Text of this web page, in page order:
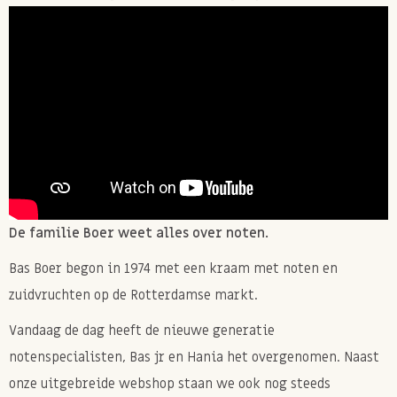
De familie Boer weet alles over noten.
Bas Boer begon in 1974 met een kraam met noten en
zuidvruchten op de Rotterdamse markt.
Vandaag de dag heeft de nieuwe generatie
notenspecialisten, Bas jr en Hania het overgenomen. Naast
onze uitgebreide webshop staan we ook nog steeds